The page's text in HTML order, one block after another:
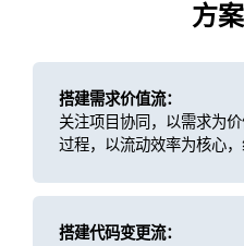
方
搭建需求价值流：
关注项目协同，以需求为
过程，以流动效率为核心，
搭建代码变更流：